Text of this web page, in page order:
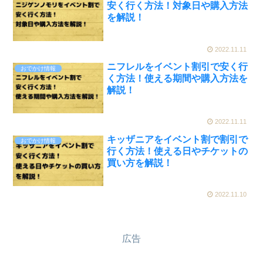
安く行く方法！対象日や購入方法
を解説！
2022.11.11
おでかけ情報
ニフレルをイベント割引で安く行
く方法！使える期間や購入方法を
解説！
2022.11.11
おでかけ情報
キッザニアをイベント割で割引で
行く方法！使える日やチケットの
買い方を解説！
2022.11.10
広告